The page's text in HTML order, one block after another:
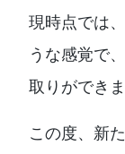
現時点では
うな感覚で
取りができま
この度、新